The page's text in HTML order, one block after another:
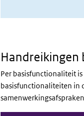
Per basisfunctionaliteit
basisfunctionaliteiten in